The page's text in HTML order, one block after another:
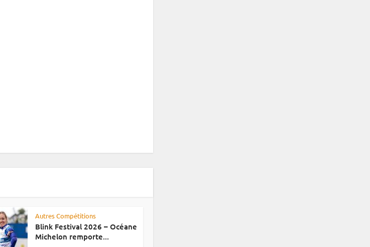
Autres Compétitions
Blink Festival 2026 – Océane
Michelon remporte...